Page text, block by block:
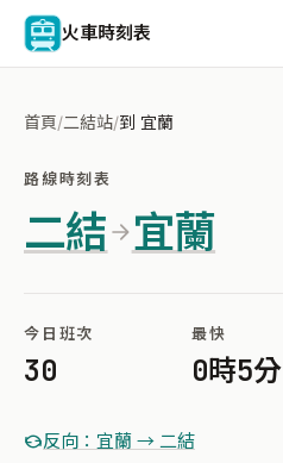
火車時刻表
首頁/二結站/到 宜蘭
路線時刻表
二結 宜蘭
今日班次
30
最快
0時5分
反向：宜蘭 → 二結